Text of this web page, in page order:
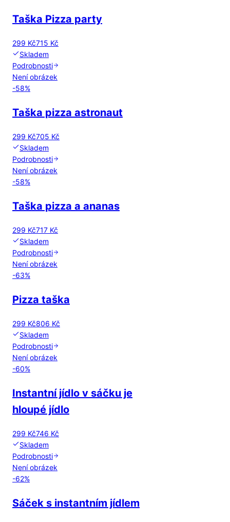
Taška Pizza party
299 Kč715 Kč
Skladem
Podrobnosti
Není obrázek
-58%
Taška pizza astronaut
299 Kč705 Kč
Skladem
Podrobnosti
Není obrázek
-58%
Taška pizza a ananas
299 Kč717 Kč
Skladem
Podrobnosti
Není obrázek
-63%
Pizza taška
299 Kč806 Kč
Skladem
Podrobnosti
Není obrázek
-60%
Instantní jídlo v sáčku je
hloupé jídlo
299 Kč746 Kč
Skladem
Podrobnosti
Není obrázek
-62%
Sáček s instantním jídlem